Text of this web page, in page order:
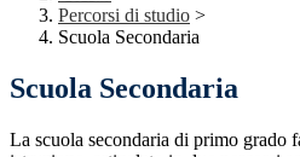
Percorsi di studio >
Scuola Secondaria
Scuola Secondaria
La scuola secondaria di primo grado